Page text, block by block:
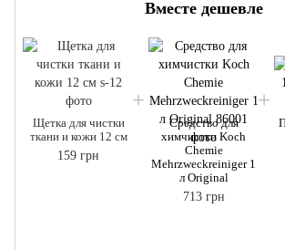
Вместе дешевле
Щетка для чистки
ткани и кожи 12 см
159 грн
Средство для
химчистки Koch
Chemie
Mehrzweckreiniger 1
л Original
713 грн